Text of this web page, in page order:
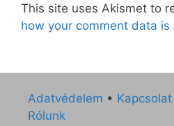
This site uses Akismet to
how your comment data is
Adatvédelem • Kapcsolat
Rólunk